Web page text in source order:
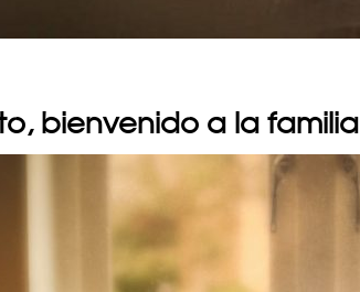
bienvenido a la familia